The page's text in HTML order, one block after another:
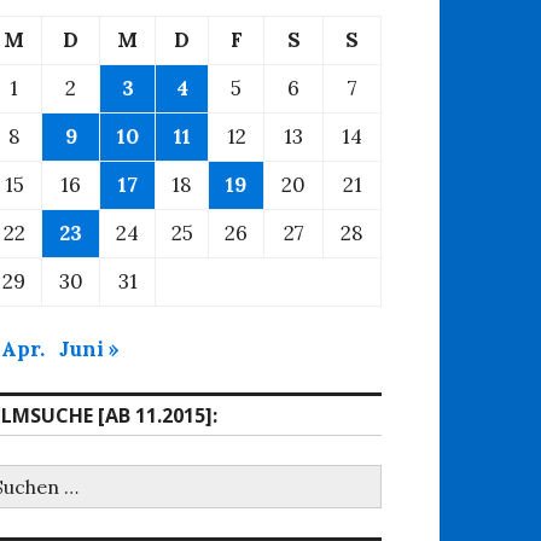
M D M D F S
S
1
2 3 4 5 6
7
8
9 10 11 12 13
14
15
16 17 18 19 20
21
22
23 24 25 26 27
28
29
30 31
Apr. Juni »
[AB 11.2015]: